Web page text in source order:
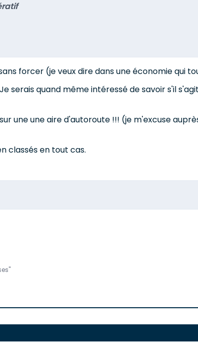
forcer (je veux dire dans une économie qui
serais quand même intéressé de savoir s'il
une une aire d'autoroute !!! (je m'excuse
classés en tout cas.